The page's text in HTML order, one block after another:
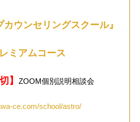
カウンセリングスクール』
ミアムコース
】 ZOOM個別説明相談会
ce.com/school/astro/